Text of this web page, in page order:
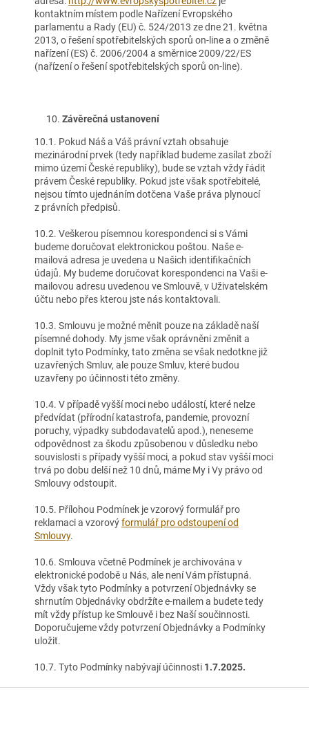
kontaktním místem podle Nařízení Evropského
parlamentu a Rady (EU) č. 524/2013 ze dne 21. května
2013, o řešení spotřebitelských sporů on-line a o změně
nařízení (ES) č. 2006/2004 a směrnice 2009/22/ES
(nařízení o řešení spotřebitelských sporů on-line).
Závěrečná ustanovení
10.1. Pokud Náš a Váš právní vztah obsahuje
mezinárodní prvek (tedy například budeme zasílat zboží
mimo území České republiky), bude se vztah vždy řádit
právem České republiky. Pokud jste však spotřebitelé,
nejsou tímto ujednáním dotčena Vaše práva plynoucí
z právních předpisů.
10.2. Veškerou písemnou korespondenci si s Vámi
budeme doručovat elektronickou poštou. Naše e-
mailová adresa je uvedena u Našich identifikačních
údajů. My budeme doručovat korespondenci na Vaši e-
mailovou adresu uvedenou ve Smlouvě, v Uživatelském
účtu nebo přes kterou jste nás kontaktovali.
10.3. Smlouvu je možné měnit pouze na základě naší
písemné dohody. My jsme však oprávněni změnit a
doplnit tyto Podmínky, tato změna se však nedotkne již
uzavřených Smluv, ale pouze Smluv, které budou
uzavřeny po účinnosti této změny.
10.4. V případě vyšší moci nebo událostí, které nelze
předvídat (přírodní katastrofa, pandemie, provozní
poruchy, výpadky subdodavatelů apod.), neneseme
odpovědnost za škodu způsobenou v důsledku nebo
souvislosti s případy vyšší moci, a pokud stav vyšší moci
trvá po dobu delší než 10 dnů, máme My i Vy právo od
Smlouvy odstoupit.
10.5. Přílohou Podmínek je vzorový formulář pro
reklamaci a vzorovýformulář pro odstoupení od
Smlouvy.
10.6. Smlouva včetně Podmínek je archivována v
elektronické podobě u Nás, ale není Vám přístupná.
Vždy však tyto Podmínky a potvrzení Objednávky se
shrnutím Objednávky obdržíte e-mailem a budete tedy
mít vždy přístup ke Smlouvě i bez Naší součinnosti.
Doporučujeme vždy potvrzení Objednávky a Podmínky
uložit.
10.7. Tyto Podmínky nabývají účinnosti 1.7.2025.